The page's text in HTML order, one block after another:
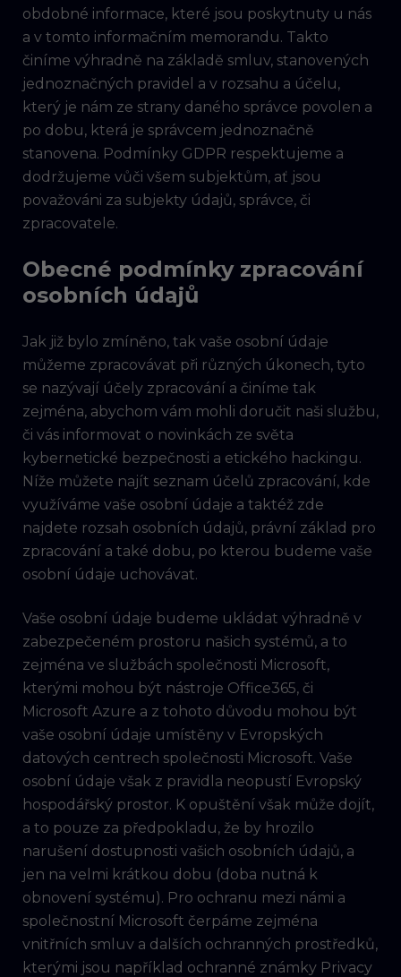
obdobné informace, které jsou poskytnuty u nás
a v tomto informačním memorandu. Takto
činíme výhradně na základě smluv, stanovených
jednoznačných pravidel a v rozsahu a účelu,
který je nám ze strany daného správce povolen a
po dobu, která je správcem jednoznačně
stanovena. Podmínky GDPR respektujeme a
dodržujeme vůči všem subjektům, ať jsou
považováni za subjekty údajů, správce, či
zpracovatele.
Obecné podmínky zpracování
osobních údajů
Jak již bylo zmíněno, tak vaše osobní údaje
můžeme zpracovávat při různých úkonech, tyto
se nazývají účely zpracování a činíme tak
zejména, abychom vám mohli doručit naši službu,
či vás informovat o novinkách ze světa
kybernetické bezpečnosti a etického hackingu.
Níže můžete najít seznam účelů zpracování, kde
využíváme vaše osobní údaje a taktéž zde
najdete rozsah osobních údajů, právní základ pro
zpracování a také dobu, po kterou budeme vaše
osobní údaje uchovávat.
Vaše osobní údaje budeme ukládat výhradně v
zabezpečeném prostoru našich systémů, a to
zejména ve službách společnosti Microsoft,
kterými mohou být nástroje Office365, či
Microsoft Azure a z tohoto důvodu mohou být
vaše osobní údaje umístěny v Evropských
datových centrech společnosti Microsoft. Vaše
osobní údaje však z pravidla neopustí Evropský
hospodářský prostor. K opuštění však může dojít,
a to pouze za předpokladu, že by hrozilo
narušení dostupnosti vašich osobních údajů, a
jen na velmi krátkou dobu (doba nutná k
obnovení systému). Pro ochranu mezi námi a
společnostní Microsoft čerpáme zejména
vnitřních smluv a dalších ochranných prostředků,
kterými jsou například ochranné známky Privacy